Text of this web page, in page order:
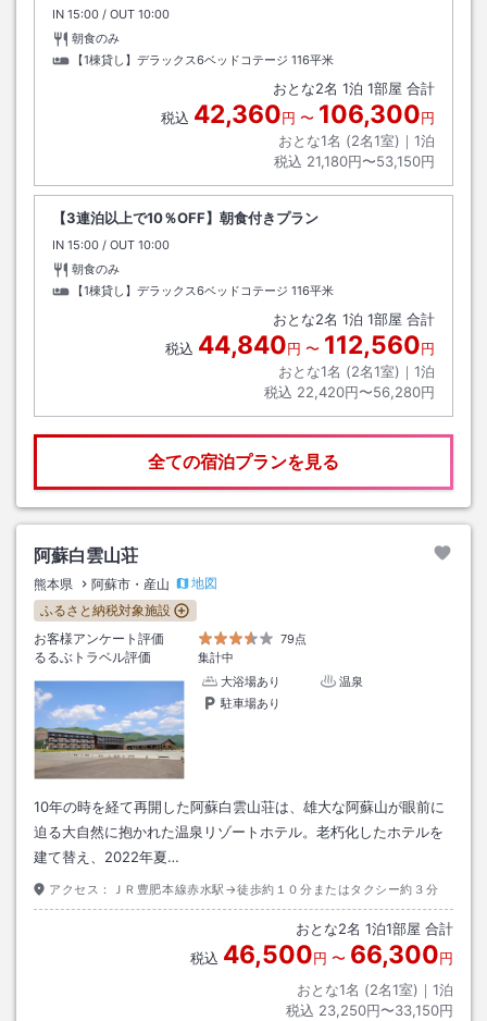
IN チェックイン
15:00 / OUT チェックアウト
10:00
朝食のみ
【1棟貸し】デラックス6ベッドコテージ 116平米
おとな2名 1泊 1部屋 合計
税込 42,360円 〜 106,300円
おとな1名 (2名1室)｜ 1泊
税込 21,180円〜53,150円
【3連泊以上で10％OFF】朝食付きプラン
IN チェックイン
15:00 / OUT チェックアウト
10:00
朝食のみ
【1棟貸し】デラックス6ベッドコテージ 116平米
おとな2名 1泊 1部屋 合計
税込 44,840円 〜 112,560円
おとな1名 (2名1室)｜ 1泊
税込 22,420円〜56,280円
全ての宿泊プランを見る
阿蘇白雲山荘
熊本県 阿蘇市・産山
地図
ふるさと納税対象施設
お客様アンケート評価
79点
るるぶトラベル評価
集計中
大浴場あり
温泉
駐車場あり
10年の時を経て再開した阿蘇白雲山荘は、雄大な阿蘇山が眼前に
迫る大自然に抱かれた温泉リゾートホテル。老朽化したホテルを
建て替え、2022年夏…
アクセス： ＪＲ豊肥本線赤水駅→徒歩約１０分またはタクシー約３分
おとな2名 1泊1部屋 合計
税込 46,500円 〜 66,300円
おとな1名 (2名1室)｜ 1泊
税込 23,250円〜33,150円